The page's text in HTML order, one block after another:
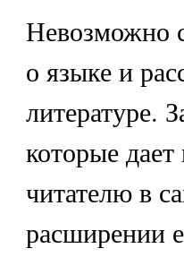
Невозможно
о языке и
литературе.
которые
читателю в
расширении